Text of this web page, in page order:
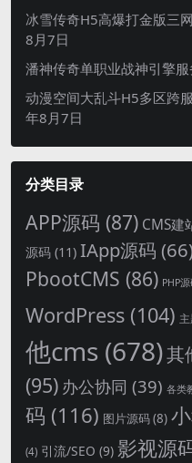
冰雪传奇H5高爆打金版三
8月7日
潘神传奇单职业战神引擎
动漫空间大乱斗H5多区跨
年8月7日
分类目录
APP源码 (87) CMS建
源码 (11) IApp源码
PbootCMS (86) PHP
WordPress (104)
他cms (678)其
(95) 办公协同 (39) 各类
码 (116) 图片源码(8)
(4) 引流/SEO (9) 影视源